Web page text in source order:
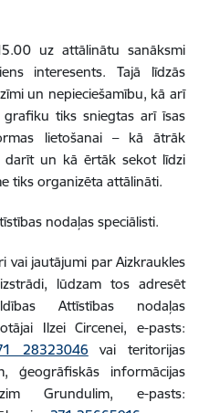
uz attālinātu sanāksmi
interesents. Tajā līdzās
un nepieciešamību, kā arī
tiks sniegtas arī īsas
lietošanai – kā ātrāk
darīt un kā ērtāk sekot līdzi
tiks organizēta attālināti.
nodaļas speciālisti.
vai jautājumi par Aizkraukles
lūdzam tos adresēt
Attīstības nodaļas
Ilzei Circenei, e-pasts:
28323046 vai teritorijas
ģeogrāfiskās informācijas
Grundulim, e-pasts: